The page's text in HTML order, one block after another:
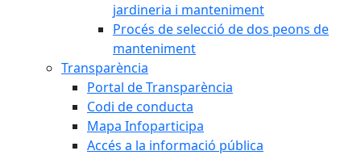
jardineria i manteniment
Procés de selecció de dos peons de
manteniment
Transparència
Portal de Transparència
Codi de conducta
Mapa Infoparticipa
Accés a la informació pública